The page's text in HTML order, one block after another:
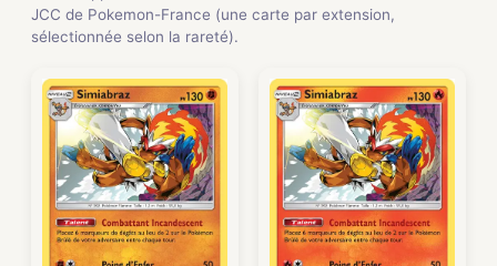
JCC de Pokemon-France (une carte par extension,
sélectionnée selon la rareté).